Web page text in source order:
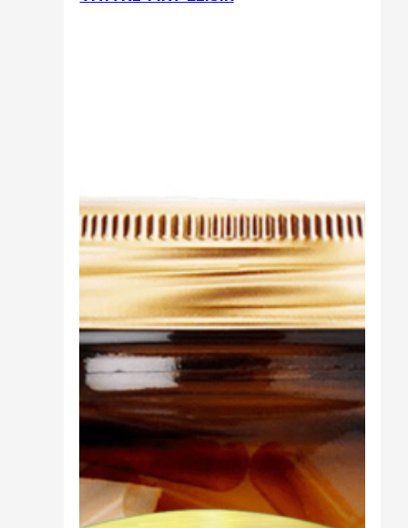
Dimagrimento naturale
Ipoglicemizzanti
Diuretici Naturali
Termogenici
Altro
Cibo